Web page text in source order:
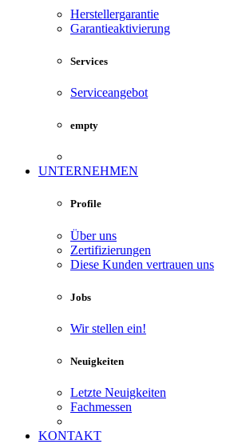
Herstellergarantie
Garantieaktivierung
Services
Serviceangebot
empty
UNTERNEHMEN
Profile
Über uns
Zertifizierungen
Diese Kunden vertrauen uns
Jobs
Wir stellen ein!
Neuigkeiten
Letzte Neuigkeiten
Fachmessen
KONTAKT